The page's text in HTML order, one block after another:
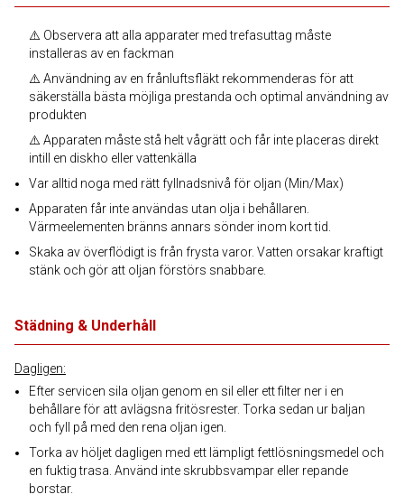
⚠️ Observera att alla apparater med trefasuttag måste
installeras av en fackman
⚠️ Användning av en frånluftsfläkt rekommenderas för att
säkerställa bästa möjliga prestanda och optimal användning av
produkten
⚠️ Apparaten måste stå helt vågrätt och får inte placeras direkt
intill en diskho eller vattenkälla
Var alltid noga med rätt fyllnadsnivå för oljan (Min/Max)
Apparaten får inte användas utan olja i behållaren.
Värmeelementen bränns annars sönder inom kort tid.
Skaka av överflödigt is från frysta varor. Vatten orsakar kraftigt
stänk och gör att oljan förstörs snabbare.
Städning & Underhåll
Dagligen:
Efter servicen sila oljan genom en sil eller ett filter ner i en
behållare för att avlägsna fritösrester. Torka sedan ur baljan
och fyll på med den rena oljan igen.
Torka av höljet dagligen med ett lämpligt fettlösningsmedel och
en fuktig trasa. Använd inte skrubbsvampar eller repande
borstar.